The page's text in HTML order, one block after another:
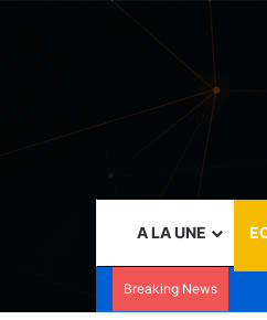
A LA UNE
Breaking News